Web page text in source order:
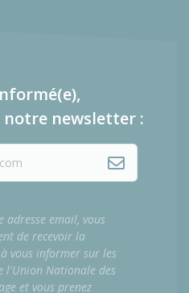
notre newsletter :
adresse email, vous
de recevoir la
vous informer sur les
l'Union Nationale des
et vous prenez